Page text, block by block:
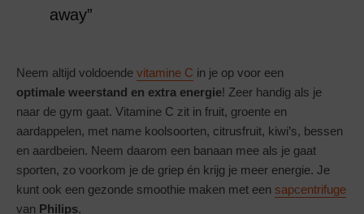
away”
Neem altijd voldoende vitamine C in je op voor een
optimale weerstand en extra energie! Zeer handig als je
naar de gym gaat. Vitamine C zit in fruit, groente en
aardappelen, met name koolsoorten, citrusfruit, kiwi’s, bessen
en aardbeien. Neem daarom een banaan mee als je gaat
sporten, zo voorkom je de griep én krijg je meer energie. Je
kunt ook een gezonde smoothie maken met een sapcentrifuge
van Philips.